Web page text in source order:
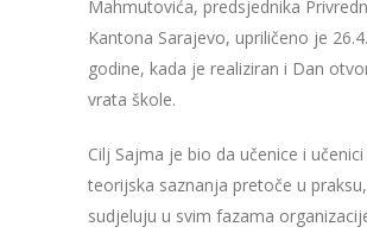
Mahmutovića, predsjednika
Kantona Sarajevo, upriličeno je
godine, kada je realiziran i Dan
vrata škole.
Cilj Sajma je bio da učenice i
teorijska saznanja pretoče u
sudjeluju u svim fazama